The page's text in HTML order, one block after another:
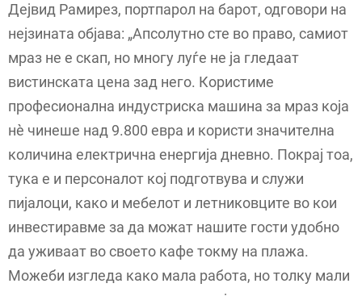
Дејвид Рамирез, портпарол на барот, одговори на
нејзината објава: „Апсолутно сте во право, самиот
мраз не е скап, но многу луѓе не ја гледаат
вистинската цена зад него. Користиме
професионална индустриска машина за мраз која
нè чинеше над 9.800 евра и користи значителна
количина електрична енергија дневно. Покрај тоа,
тука е и персоналот кој подготвува и служи
пијалоци, како и мебелот и летниковците во кои
инвестиравме за да можат нашите гости удобно
да уживаат во своето кафе токму на плажа.
Можеби изгледа како мала работа, но толку мали